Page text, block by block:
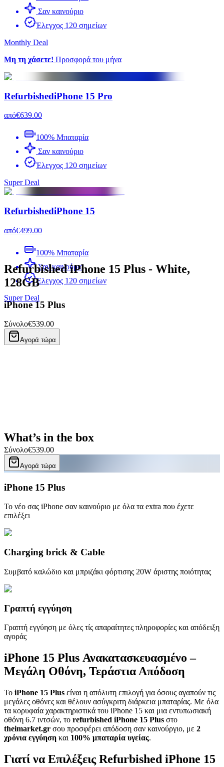
Σαν καινούριο
Έλεγχος 120 σημείων
Monthly Deal
Μη τη χάσετε! Προσφορά του μήνα
RefurbishediPhone 15 Pro
από€639.00
100% Μπαταρία
Σαν καινούριο
Έλεγχος 120 σημείων
Super Deal
RefurbishediPhone 15
από€499.00
100% Μπαταρία
Σαν καινούριο
Έλεγχος 120 σημείων
Super Deal
Refurbished iPhone 15 Plus - White,
128GB
iPhone 15 Plus
Σύνολο€539.00
Αγορά τώρα
Σύνολο€539.00
Αγορά τώρα
What’s in the box
iPhone 15 Plus
Το νέο σας iPhone σαν καινούριο με όλα τα extra που έχετε
επιλέξει
Charging brick & Cable
Συμβατό καλώδιο και μπριζάκι φόρτισης 20W άριστης ποιότητας
Γραπτή εγγύηση
Γραπτή εγγύηση με όλες τίς απαραίτητες πληροφορίες και απόδειξη
αγοράς
iPhone 15 Plus Ανακατασκευασμένο –
Μεγάλη Οθόνη, Τεράστια Απόδοση
Το iPhone 15 Plus είναι η απόλυτη επιλογή για όσους αγαπούν τις
μεγάλες οθόνες και θέλουν ασύγκριτη διάρκεια μπαταρίας. Με όλα
τα κορυφαία χαρακτηριστικά του iPhone 15 και μια εντυπωσιακή
οθόνη 6.7 ιντσών, το refurbished iPhone 15 Plus στο
theimarket.gr σου προσφέρει απόδοση σαν καινούργιο, με 2
χρόνια εγγύηση και 100% μπαταρία υγείας.
Γιατί να Επιλέξεις Refurbished iPhone 15